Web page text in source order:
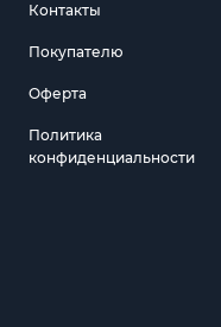
Контакты
Покупателю
Оферта
Политика
конфиденциальности